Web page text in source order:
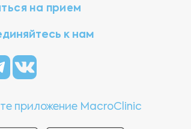
на прием
к нам
приложение MacroClinic